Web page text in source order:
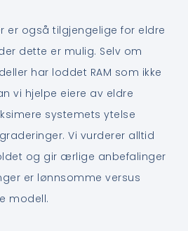
er også tilgjengelige for eldre
dette er mulig. Selv om
har loddet RAM som ikke
vi hjelpe eiere av eldre
systemets ytelse
Vi vurderer alltid
og gir ærlige anbefalinger
er lønnsomme versus
modell.